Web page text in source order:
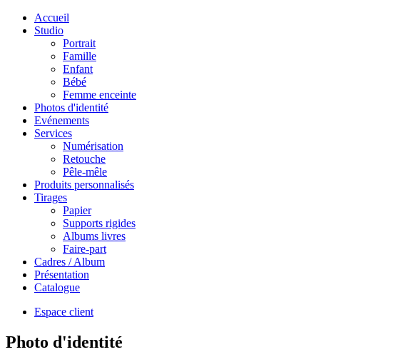
Accueil
Studio
Portrait
Famille
Enfant
Bébé
Femme enceinte
Photos d'identité
Evénements
Services
Numérisation
Retouche
Pêle-mêle
Produits personnalisés
Tirages
Papier
Supports rigides
Albums livres
Faire-part
Cadres / Album
Présentation
Catalogue
Espace client
Photo d'identité